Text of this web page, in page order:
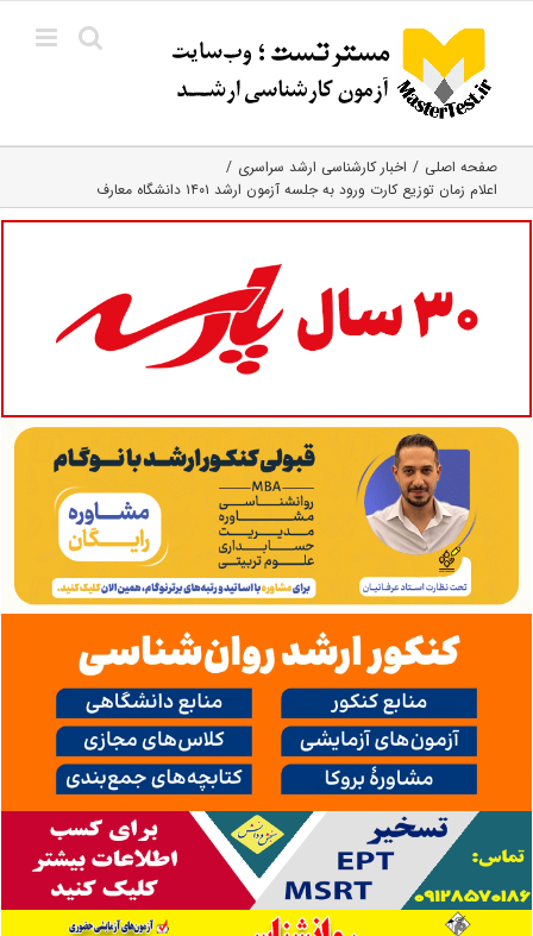
content
صفحه اصلی
اخبار کارشناسی ارشد سراسری
اعلام زمان توزیع کارت ورود به جلسه آزمون ارشد ۱۴۰۱ دانشگاه معارف